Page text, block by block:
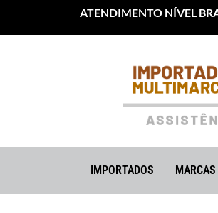
ATENDIMENTO NÍVEL
IMPORTADOS MARCAS